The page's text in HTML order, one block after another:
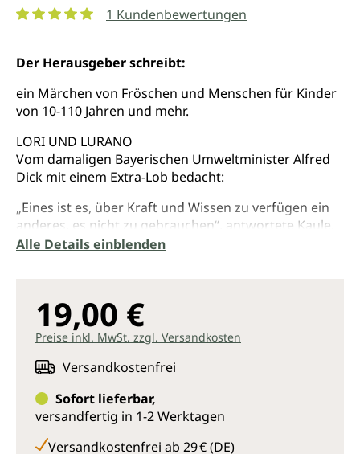
1 Kundenbewertungen
Der Herausgeber schreibt:
ein Märchen von Fröschen und Menschen für Kinder
von 10-110 Jahren und mehr.
LORI UND LURANO
Vom damaligen Bayerischen Umweltminister Alfred
Dick mit einem Extra-Lob bedacht:
„Eines ist es, über Kraft und Wissen zu verfügen ein
anderes, es nicht zu gebrauchen“, antwortete Kaule.
Nicht immer ist es gut, den eigenen Willen
tun darf, um zu wachsen.
..Wer immer und immer wieder gegen die natürliche
Ordnung der Schöpfung verstößt, den wird diese
Ordnung irgendwann selbst verstoßen.
In diesem Buch werden die Frösche auf ihre ganz
besondere Weise mit Umweltproblemen fertig und
wir Menschen können eigentlich nur von ihnen
Alle Details einblenden
19,00 €
Preise inkl. MwSt. zzgl. Versandkosten
Versandkostenfrei
Sofort lieferbar,
versandfertig in 1-2 Werktagen
Versandkostenfrei ab 29 € (DE)